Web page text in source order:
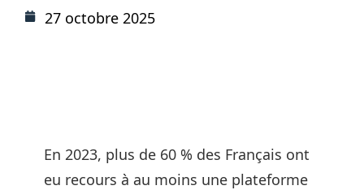
27 octobre 2025
En 2023, plus de 60 % des Français ont
eu recours à au moins une plateforme